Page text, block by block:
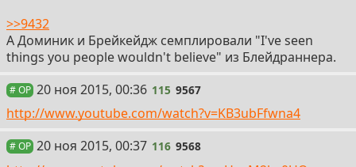
>>9432
А Доминик и Брейкейдж семплировали "I've seen
things you people wouldn't believe" из Блейдраннера.
# OP 115
20 ноя 2015, 00:36 115 9567
http://www.youtube.com/watch?v=KB3ubFfwna4
# OP 116
20 ноя 2015, 00:37 116 9568